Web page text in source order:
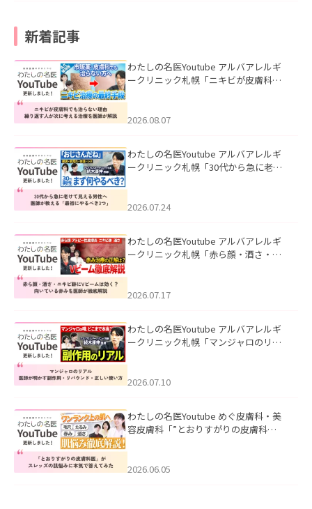
新着記事
わたしの名医Youtube アルバアレルギ
ークリニック札幌「ニキビが皮膚科で
ました。
2026.08.07
わたしの名医Youtube アルバアレルギ
ークリニック札幌「30代から急に老け
た。
2026.07.24
わたしの名医Youtube アルバアレルギ
ークリニック札幌「赤ら顔・酒さ・ニ
した。
2026.07.17
わたしの名医Youtube アルバアレルギ
ークリニック札幌「マンジャロのリア
た。
2026.07.10
わたしの名医Youtube めぐ皮膚科・美
容皮膚科「”とおりすがりの皮膚科
2026.06.05